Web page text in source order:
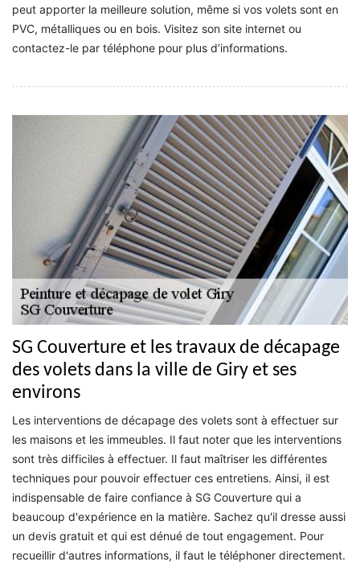
peut apporter la meilleure solution, même si vos volets sont en
PVC, métalliques ou en bois. Visitez son site internet ou
contactez-le par téléphone pour plus d’informations.
SG Couverture et les travaux de décapage
des volets dans la ville de Giry et ses
environs
Les interventions de décapage des volets sont à effectuer sur
les maisons et les immeubles. Il faut noter que les interventions
sont très difficiles à effectuer. Il faut maîtriser les différentes
techniques pour pouvoir effectuer ces entretiens. Ainsi, il est
indispensable de faire confiance à SG Couverture qui a
beaucoup d'expérience en la matière. Sachez qu'il dresse aussi
un devis gratuit et qui est dénué de tout engagement. Pour
recueillir d'autres informations, il faut le téléphoner directement.